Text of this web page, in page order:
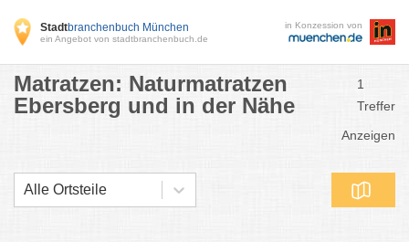
Stadtbranchenbuch München
ein Angebot von stadtbranchenbuch.de
in Konzession von
Matratzen: Naturmatratzen
Ebersberg und in der Nähe
1
Treffer
Anzeigen
Alle Ortsteile